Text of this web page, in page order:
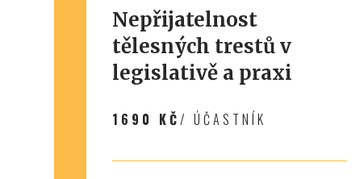
Nepřijatelnost
tělesných trestů v
legislativě a praxi
1690 KČ/ ÚČASTNÍK